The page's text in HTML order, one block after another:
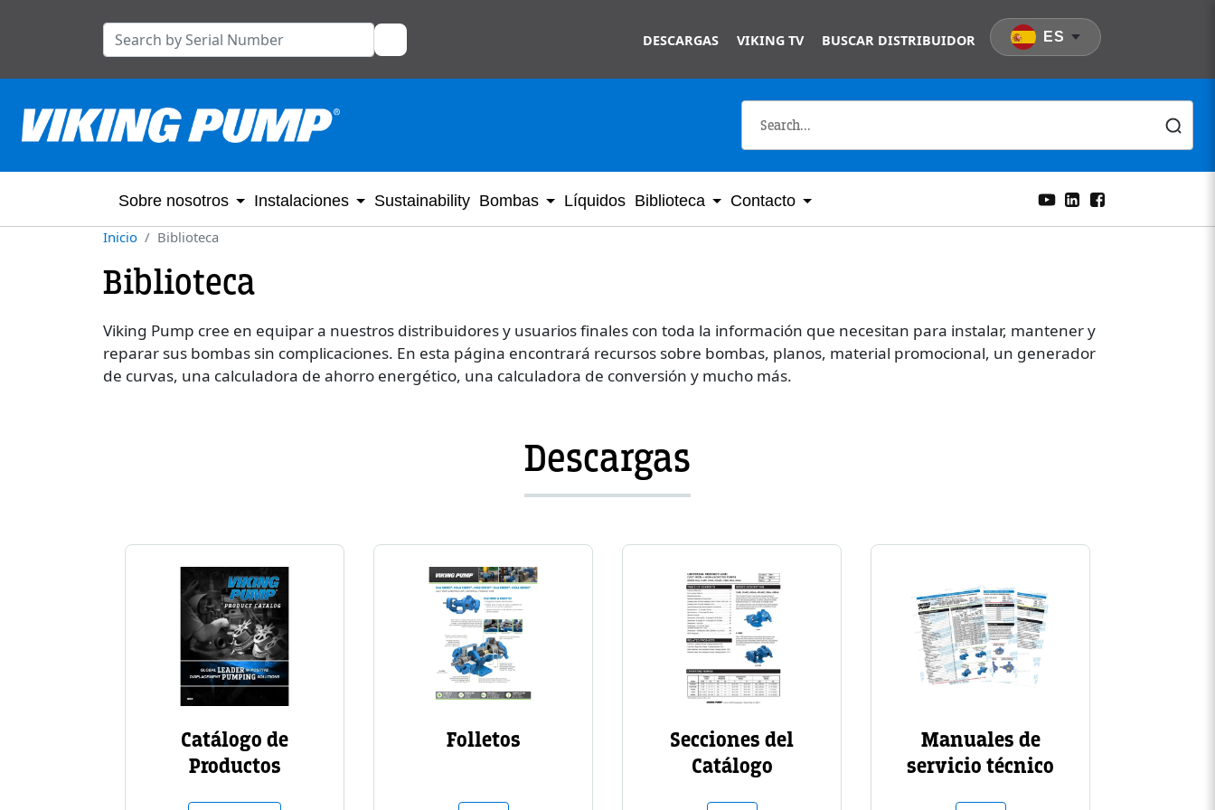
DESCARGAS VIKING TV BUSCAR DISTRIBUIDOR ES
Sobre nosotros Instalaciones Sustainability Bombas Líquidos Biblioteca Contacto
Inicio Biblioteca
Biblioteca
Viking Pump cree en equipar a nuestros distribuidores y usuarios finales con toda la información que necesitan para instalar, mantener y
reparar sus bombas sin complicaciones. En esta página encontrará recursos sobre bombas, planos, material promocional, un generador
de curvas, una calculadora de ahorro energético, una calculadora de conversión y mucho más.
Descargas
Technology Card
Image
Catálogo de
Productos
Image
Folletos
Image
Secciones del
Catálogo
Image
Manuales de
servicio técnico